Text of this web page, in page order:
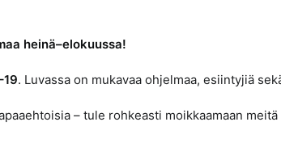
heinä–elokuussa!
. Luvassa on mukavaa ohjelmaa, esiintyjiä
– tule rohkeasti moikkaamaan